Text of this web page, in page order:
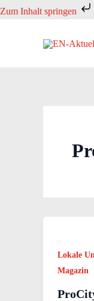
Zum Inhalt springen
Zum
Lokale
Magazin